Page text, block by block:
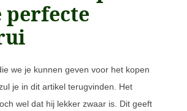
perfecte
we je kunnen geven voor het kopen
je in dit artikel terugvinden. Het
wel dat hij lekker zwaar is. Dit geeft